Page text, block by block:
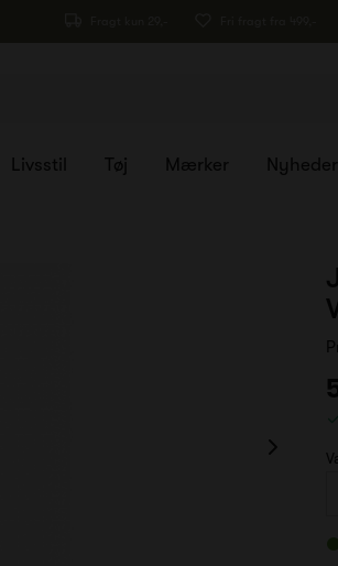
Livsstil Tøj Mærker Nyheder